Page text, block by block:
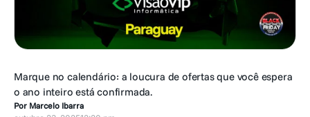
Marque no calendário: a loucura de ofertas que você espera
o ano inteiro está confirmada.
Por Marcelo Ibarra